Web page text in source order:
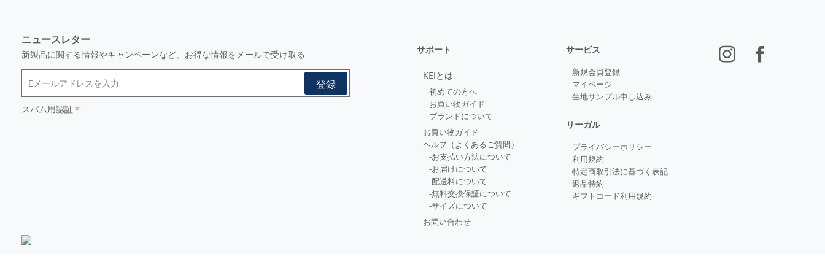
ニュースレター
新製品に関する情報やキャンペーンなど、お得な情報をメールで受け取る
スパム用認証
サポート
KEIとは
初めての方へ
お買い物ガイド
ブランドについて
お買い物ガイド
ヘルプ（よくあるご質問）
-お支払い方法について
-お届けについて
-配送料について
-無料交換保証について
-サイズについて
お問い合わせ
サービス
新規会員登録
マイページ
生地サンプル申し込み
リーガル
プライバシーポリシー
利用規約
特定商取引法に基づく表記
返品特約
ギフトコード利用規約